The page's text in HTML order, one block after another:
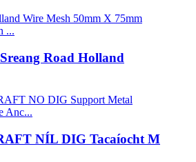
Road Holland
NÍL DIG Tacaíocht M